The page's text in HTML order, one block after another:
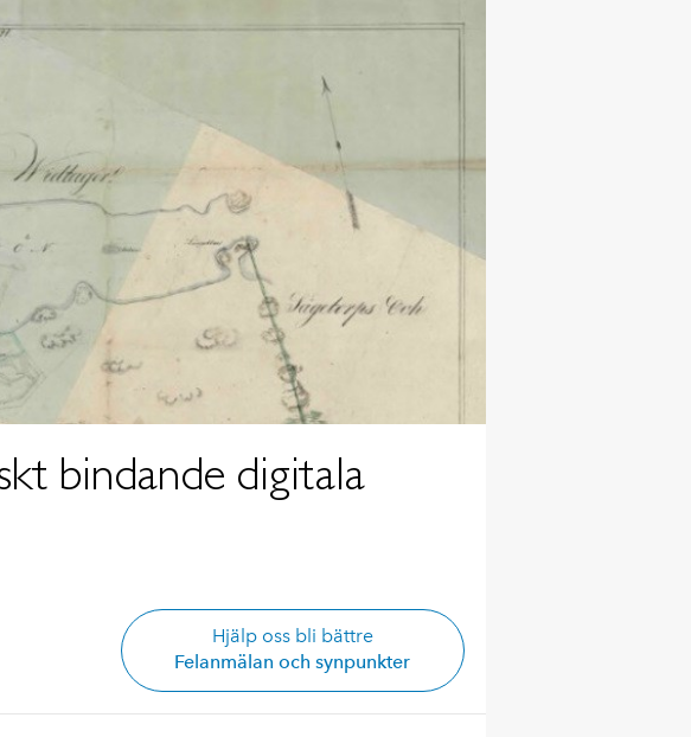
bindande digitala
Hjälp oss bli bättre
Felanmälan och synpunkter